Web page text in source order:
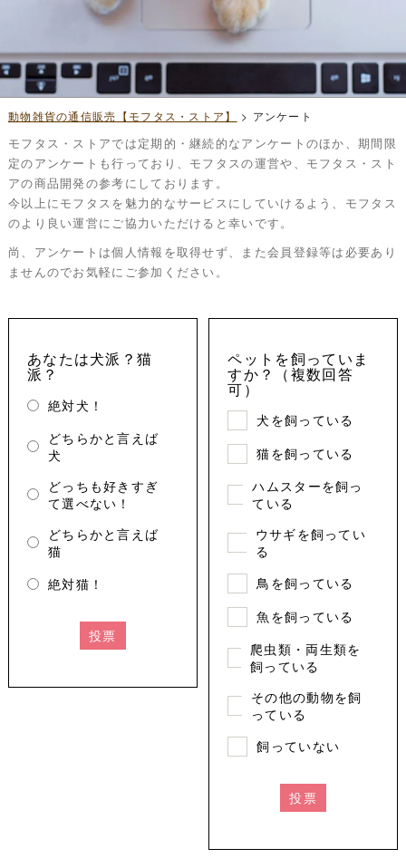
動物雑貨の通信販売【モフタス・ストア】 > アンケート
モフタス・ストアでは定期的・継続的なアンケートのほか、期間限
定のアンケートも行っており、モフタスの運営や、モフタス・スト
アの商品開発の参考にしております。
今以上にモフタスを魅力的なサービスにしていけるよう、モフタス
のより良い運営にご協力いただけると幸いです。
尚、アンケートは個人情報を取得せず、また会員登録等は必要あり
ませんのでお気軽にご参加ください。
あなたは犬派？猫
派？
絶対犬！
どちらかと言えば
犬
どっちも好きすぎ
て選べない！
どちらかと言えば
猫
絶対猫！
投票
ペットを飼っていま
すか？（複数回答
可）
犬を飼っている
猫を飼っている
ハムスターを飼っ
ている
ウサギを飼ってい
る
鳥を飼っている
魚を飼っている
爬虫類・両生類を
飼っている
その他の動物を飼
っている
飼っていない
投票